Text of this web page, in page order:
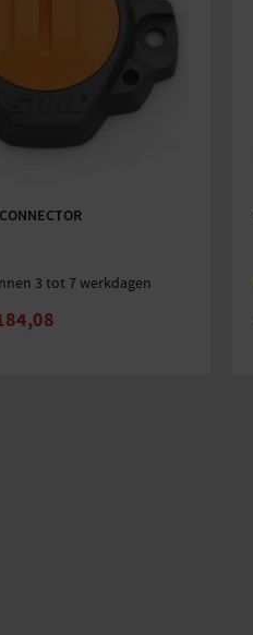
3 tot 7 werkdagen